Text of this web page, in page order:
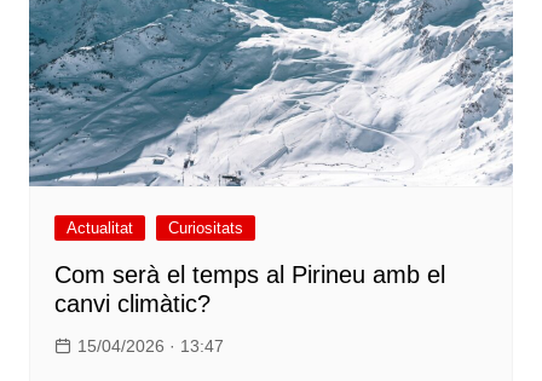
Actualitat Curiositats
Com serà el temps al Pirineu amb el
canvi climàtic?
15/04/2026 · 13:47